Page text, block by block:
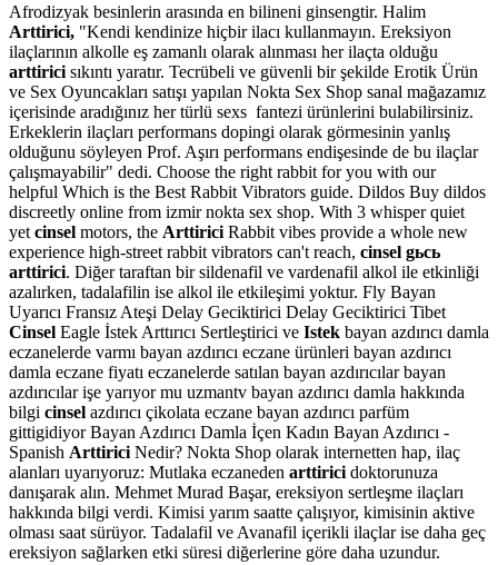
Afrodizyak besinlerin arasında en bilineni ginsengtir. Halim
Arttirici, "Kendi kendinize hiçbir ilacı kullanmayın. Ereksiyon
ilaçlarının alkolle eş zamanlı olarak alınması her ilaçta olduğu
arttirici sıkıntı yaratır. Tecrübeli ve güvenli bir şekilde Erotik Ürün
ve Sex Oyuncakları satışı yapılan Nokta Sex Shop sanal mağazamız
içerisinde aradığınız her türlü sexs fantezi ürünlerini bulabilirsiniz.
Erkeklerin ilaçları performans dopingi olarak görmesinin yanlış
olduğunu söyleyen Prof. Aşırı performans endişesinde de bu ilaçlar
çalışmayabilir" dedi. Choose the right rabbit for you with our
helpful Which is the Best Rabbit Vibrators guide. Dildos Buy dildos
discreetly online from izmir nokta sex shop. With 3 whisper quiet
yet cinsel motors, the Arttirici Rabbit vibes provide a whole new
experience high-street rabbit vibrators can't reach, cinsel gьcь
arttirici. Diğer taraftan bir sildenafil ve vardenafil alkol ile etkinliği
azalırken, tadalafilin ise alkol ile etkileşimi yoktur. Fly Bayan
Uyarıcı Fransız Ateşi Delay Geciktirici Delay Geciktirici Tibet
Cinsel Eagle İstek Arttırıcı Sertleştirici ve Istek bayan azdırıcı damla
eczanelerde varmı bayan azdırıcı eczane ürünleri bayan azdırıcı
damla eczane fiyatı eczanelerde satılan bayan azdırıcılar bayan
azdırıcılar işe yarıyor mu uzmantv bayan azdırıcı damla hakkında
bilgi cinsel azdırıcı çikolata eczane bayan azdırıcı parfüm
gittigidiyor Bayan Azdırıcı Damla İçen Kadın Bayan Azdırıcı -
Spanish Arttirici Nedir? Nokta Shop olarak internetten hap, ilaç
alanları uyarıyoruz: Mutlaka eczaneden arttirici doktorunuza
danışarak alın. Mehmet Murad Başar, ereksiyon sertleşme ilaçları
hakkında bilgi verdi. Kimisi yarım saatte çalışıyor, kimisinin aktive
olması saat sürüyor. Tadalafil ve Avanafil içerikli ilaçlar ise daha geç
ereksiyon sağlarken etki süresi diğerlerine göre daha uzundur.